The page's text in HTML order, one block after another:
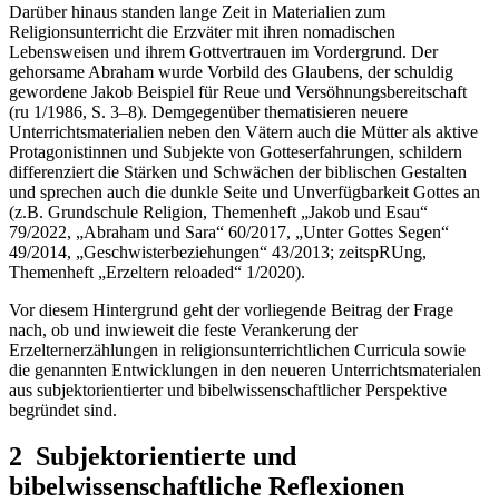
Darüber hinaus standen lange Zeit in Materialien zum
Religionsunterricht die Erzväter mit ihren nomadischen
Lebensweisen und ihrem Gottvertrauen im Vordergrund. Der
gehorsame Abraham wurde Vorbild des Glaubens, der schuldig
gewordene Jakob Beispiel für Reue und Versöhnungsbereitschaft
(ru 1/1986, S. 3–8). Demgegenüber thematisieren neuere
Unterrichtsmaterialien neben den Vätern auch die Mütter als aktive
Protagonistinnen und Subjekte von Gotteserfahrungen, schildern
differenziert die Stärken und Schwächen der biblischen Gestalten
und sprechen auch die dunkle Seite und Unverfügbarkeit Gottes an
(z.B. Grundschule Religion, Themenheft „Jakob und Esau“
79/2022, „Abraham und Sara“ 60/2017, „Unter Gottes Segen“
49/2014, „Geschwisterbeziehungen“ 43/2013; zeitspRUng,
Themenheft „Erzeltern reloaded“ 1/2020).
Vor diesem Hintergrund geht der vorliegende Beitrag der Frage
nach, ob und inwieweit die feste Verankerung der
Erzelternerzählungen in religionsunterrichtlichen Curricula sowie
die genannten Entwicklungen in den neueren Unterrichtsmaterialen
aus subjektorientierter und bibelwissenschaftlicher Perspektive
begründet sind.
2 Subjektorientierte und
bibelwissenschaftliche Reflexionen